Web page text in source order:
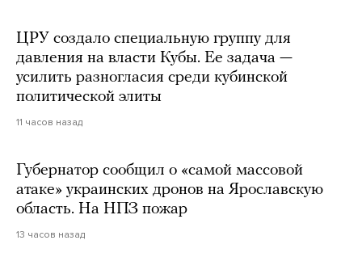
ЦРУ создало специальную группу для
давления на власти Кубы. Ее задача —
усилить разногласия среди кубинской
политической элиты
11 часов назад
Губернатор сообщил о «самой массовой
атаке» украинских дронов на Ярославскую
область. На НПЗ пожар
13 часов назад